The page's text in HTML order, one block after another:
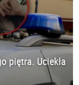
piętra. Uciekła